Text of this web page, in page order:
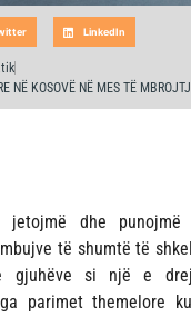
NË KOSOVË NË MES TË
LinkedIn
dhe punojmë
të shumtë të
gjuhëve si një e
parimet themelore